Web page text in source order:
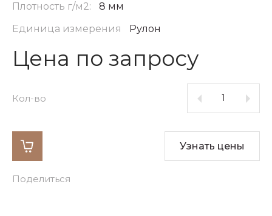
Плотность г/м2:
8 мм
Единица измерения
Рулон
Цена по запросу
Кол-во
Узнать цены
Поделиться